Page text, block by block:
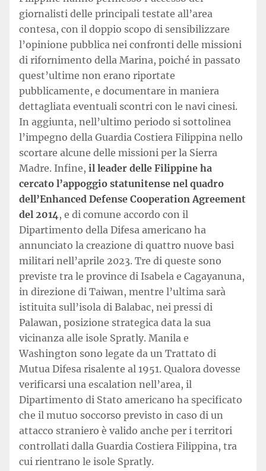
giornalisti delle principali testate all’area
contesa, con il doppio scopo di sensibilizzare
l’opinione pubblica nei confronti delle missioni
di rifornimento della Marina, poiché in passato
quest’ultime non erano riportate
pubblicamente, e documentare in maniera
dettagliata eventuali scontri con le navi cinesi.
In aggiunta, nell’ultimo periodo si sottolinea
l’impegno della Guardia Costiera Filippina nello
scortare alcune delle missioni per la Sierra
Madre. Infine, il leader delle Filippine ha
cercato l’appoggio statunitense nel quadro
dell’Enhanced Defense Cooperation Agreement
del 2014, e di comune accordo con il
Dipartimento della Difesa americano ha
annunciato la creazione di quattro nuove basi
militari nell’aprile 2023. Tre di queste sono
previste tra le province di Isabela e Cagayanuna,
in direzione di Taiwan, mentre l’ultima sarà
istituita sull’isola di Balabac, nei pressi di
Palawan, posizione strategica data la sua
vicinanza alle isole Spratly. Manila e
Washington sono legate da un Trattato di
Mutua Difesa risalente al 1951. Qualora dovesse
verificarsi una escalation nell’area, il
Dipartimento di Stato americano ha specificato
che il mutuo soccorso previsto in caso di un
attacco straniero è valido anche per i territori
controllati dalla Guardia Costiera Filippina, tra
cui rientrano le isole Spratly.